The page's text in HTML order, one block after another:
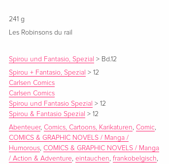
241 g
Les Robinsons du rail
Spirou und Fantasio, Spezial > Bd.12
Spirou + Fantasio, Spezial >12
Carlsen Comics
Carlsen Comics
Spirou und Fantasio Spezial >12
Spirou & Fantasio Spezial >12
Abenteuer,Comics, Cartoons, Karikaturen,Comic,
COMICS & GRAPHIC NOVELS / Manga /
Humorous,COMICS & GRAPHIC NOVELS / Manga
/ Action & Adventure,eintauchen,frankobelgisch,